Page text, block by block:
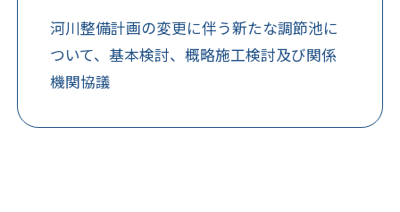
河川整備計画の変更に伴う新たな調節池に
ついて、基本検討、概略施工検討及び関係
機関協議